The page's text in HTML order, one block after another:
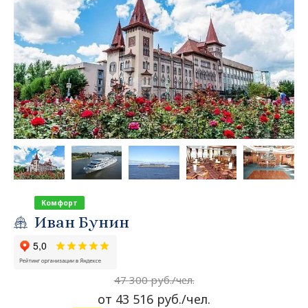
Комфорт
Иван Бунин
47 300 руб./чел.
от 43 516 руб./чел.